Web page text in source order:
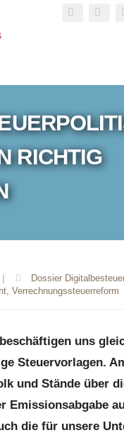
RICHTIG
Dossier
, Verrechnungssteuerreform
uns
Steuervorlagen.
und Stände über
Emissionsabgabe
die für unsere